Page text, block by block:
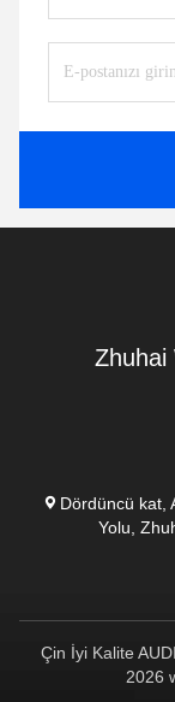
Zhuhai
Dördüncü kat,
Yolu,
Çin İyi Kalite
2026